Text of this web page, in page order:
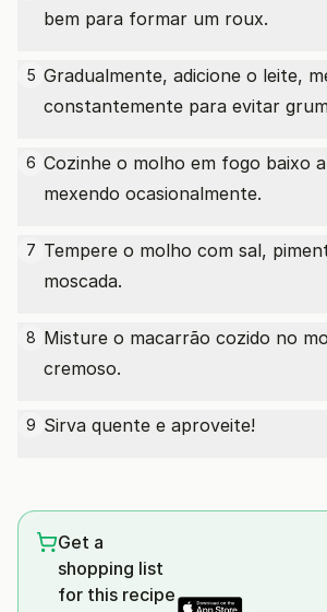
bem para formar um roux.
5 Gradualmente, adicione o leite,
constantemente para evitar
6 Cozinhe o molho em fogo baixo
mexendo ocasionalmente.
7 Tempere o molho com sal,
moscada.
8 Misture o macarrão cozido no
cremoso.
9 Sirva quente e aproveite!
Get a
shopping list
for this recipe